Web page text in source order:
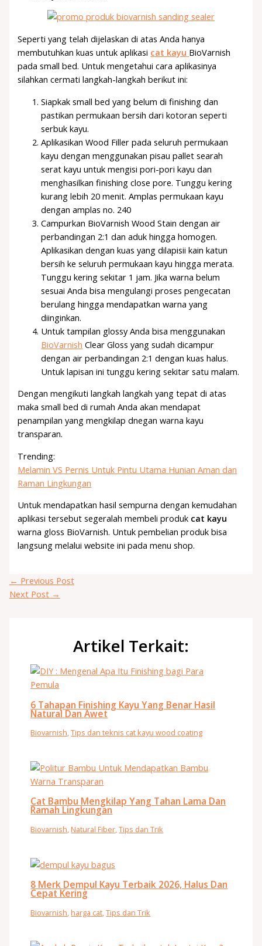
Seperti yang telah dijelaskan di atas Anda hanya
membutuhkan kuas untuk aplikasi cat kayu BioVarnish
pada small bed. Untuk mengetahui cara aplikasinya
silahkan cermati langkah-langkah berikut ini:
Siapkak small bed yang belum di finishing dan
pastikan permukaan bersih dari kotoran seperti
serbuk kayu.
Aplikasikan Wood Filler pada seluruh permukaan
kayu dengan menggunakan pisau pallet searah
serat kayu untuk mengisi pori-pori kayu dan
menghasilkan finishing close pore. Tunggu kering
kurang lebih 20 menit. Amplas permukaan kayu
dengan amplas no. 240
Campurkan BioVarnish Wood Stain dengan air
perbandingan 2:1 dan aduk hingga homogen.
Aplikasikan dengan kuas yang dilapisii kain katun
bersih ke seluruh permukaan kayu hingga merata.
Tunggu kering sekitar 1 jam. Jika warna belum
sesuai Anda bisa mengulangi proses pengecatan
berulang hingga mendapatkan warna yang
diinginkan.
Untuk tampilan glossy Anda bisa menggunakan
BioVarnish Clear Gloss yang sudah dicampur
dengan air perbandingan 2:1 dengan kuas halus.
Untuk lapisan ini tunggu kering sekitar satu malam.
Dengan mengikuti langkah langkah yang tepat di atas
maka small bed di rumah Anda akan mendapat
penampilan yang mengkilap dnegan warna kayu
transparan.
Trending:
Melamin VS Pernis Untuk Pintu Utama Hunian Aman dan
Raman Lingkungan
Untuk mendapatkan hasil sempurna dengan kemudahan
aplikasi tersebut segeralah membeli produk cat kayu
warna gloss BioVarnish. Untuk pembelian produk bisa
langsung melalui website ini pada menu shop.
← Previous Post
Next Post →
Artikel Terkait:
6 Tahapan Finishing Kayu Yang Benar Hasil
Natural Dan Awet
Biovarnish,Tips dan teknis cat kayu wood coating
Cat Bambu Mengkilap Yang Tahan Lama Dan
Ramah Lingkungan
Biovarnish,Natural Fiber,Tips dan Trik
8 Merk Dempul Kayu Terbaik 2026, Halus Dan
Cepat Kering
Biovarnish ,harga cat ,Tips dan Trik